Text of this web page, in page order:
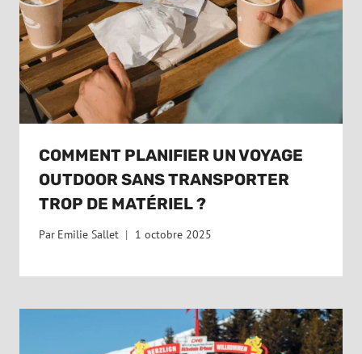
COMMENT PLANIFIER UN VOYAGE
OUTDOOR SANS TRANSPORTER
TROP DE MATÉRIEL ?
Par Emilie Sallet 1 octobre 2025